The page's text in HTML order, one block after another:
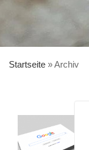
Startseite »Archiv